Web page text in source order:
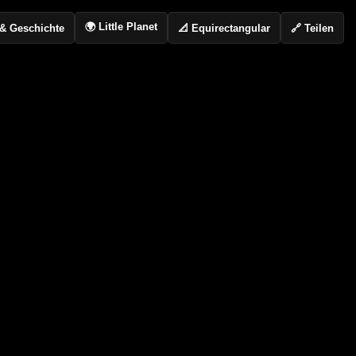
Geschichte 🌍 Little Planet 📐 Equirectangular 🔗 Teilen